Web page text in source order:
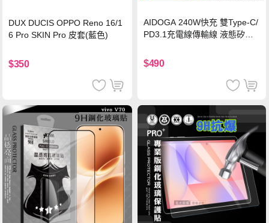
DUX DUCIS OPPO Reno 16/1
6 Pro SKIN Pro 皮套(藍色)
$350
AIDOGA 240W快充 雙Type-C/
PD3.1充電線傳輸線 液態矽膠
機/平板/筆電
$490